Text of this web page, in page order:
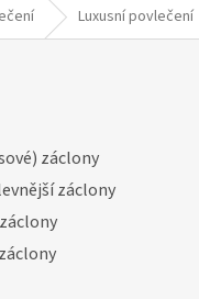
Luxusní povlečení
záclony
záclony